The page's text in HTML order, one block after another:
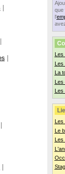
que
l'
Les
La
Les
Les
Le
Les
|
|
|